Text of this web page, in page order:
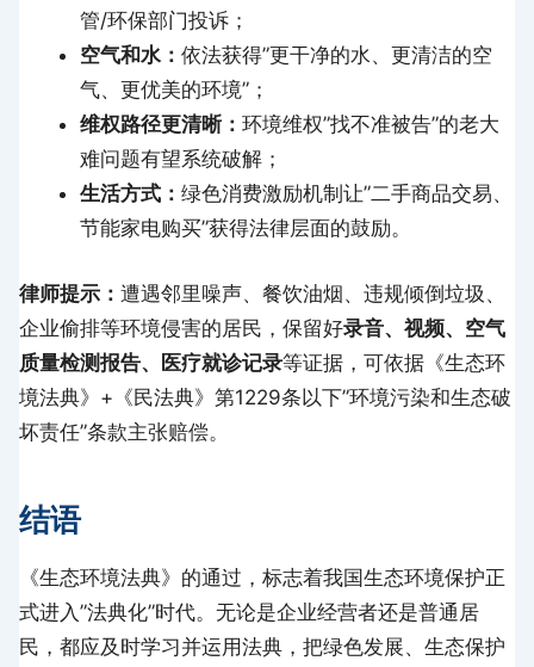
管/环保部门投诉；
空气和水： 依法获得”更干净的水、更清洁的空
气、更优美的环境”；
维权路径更清晰： 环境维权”找不准被告”的老大
难问题有望系统破解；
生活方式： 绿色消费激励机制让”二手商品交易、
节能家电购买”获得法律层面的鼓励。
律师提示： 遭遇邻里噪声、餐饮油烟、违规倾倒垃圾、
企业偷排等环境侵害的居民，保留好录音、视频、空气
质量检测报告、医疗就诊记录等证据，可依据《生态环
境法典》+《民法典》第1229条以下”环境污染和生态破
坏责任”条款主张赔偿。
结语
《生态环境法典》的通过，标志着我国生态环境保护正
式进入”法典化”时代。无论是企业经营者还是普通居
民，都应及时学习并运用法典，把绿色发展、生态保护